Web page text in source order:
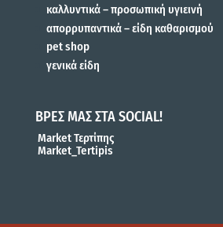
καλλυντικά – προσωπική υγιεινή
απορρυπαντικά – είδη καθαρισμού
pet shop
γενικά είδη
ΒΡΕΣ ΜΑΣ ΣΤΑ SOCIAL!
Market Τερτίπης
Market_Tertipis